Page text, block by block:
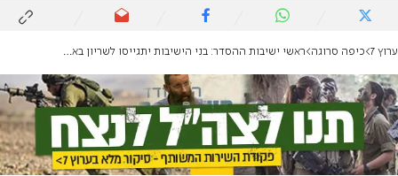
ערוץ 7 כיפה סרוגה ראשי ישיבות ההסדר: בני הישיבות יתגייסו לשריון באוגוסט